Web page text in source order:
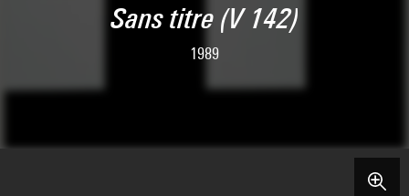
Sans titre (V 142)
1989